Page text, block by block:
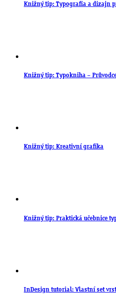
Knižný tip: Typografia a dizajn
Knižný tip: Typokniha –
Knižný tip: Kreativní grafika
Knižný tip: Praktická učebnice
InDesign tutorial: Vlastní set